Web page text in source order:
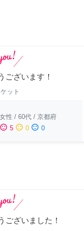
ございます！
ット
女性 / 60代 / 京都府
sentiment_satisfied 5 sentiment_neutral 0 sentiment_dissatisfied 0
ございました！